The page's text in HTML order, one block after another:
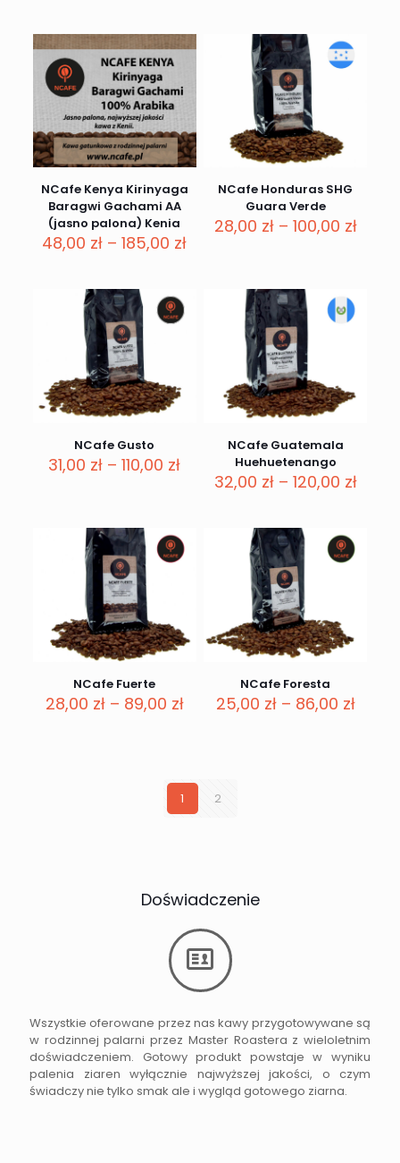
22,00 zł
do
NCafe Kenya Kirinyaga
Baragwi Gachami AA
(jasno palona) Kenia
48,00 zł – 185,00 złZakres
48,00 zł
185,00 zł
NCafe Honduras SHG
Guara Verde
28,00 zł – 100,00 zł
NCafe Gusto
31,00 zł – 110,00 złZakres
do
110,00 zł
NCafe Guatemala
Huehuetenango
32,00 zł – 120,00 zł
NCafe Fuerte
28,00 zł – 89,00 złZakres
89,00 zł
NCafe Foresta
25,00 zł – 86,00 zł
1 2
Doświadczenie
Wszystkie oferowane przez nas kawy przygotowywane są
w rodzinnej palarni przez Master Roastera z wieloletnim
doświadczeniem. Gotowy produkt powstaje w wyniku
palenia ziaren wyłącznie najwyższej jakości, o czym
świadczy nie tylko smak ale i wygląd gotowego ziarna.